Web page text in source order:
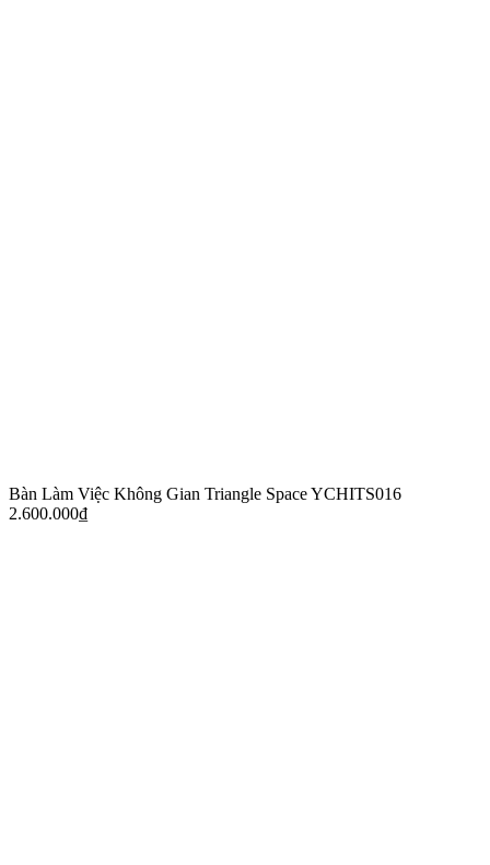
Bàn Làm Việc Không Gian Triangle Space YCHITS016
2.600.000₫